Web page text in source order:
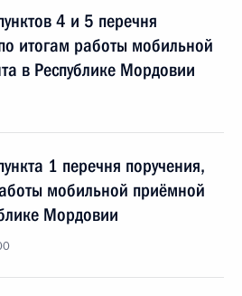
4 и 5 перечня
итогам работы мобильной
в Республике Мордовии
1 перечня поручения,
мобильной приёмной
Мордовии